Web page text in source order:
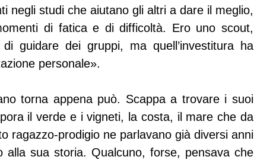
negli studi che aiutano gli altri a dare il meglio,
di fatica e di difficoltà. Ero uno scout,
guidare dei gruppi, ma quell’investitura ha
personale».
torna appena può. Scappa a trovare i suoi
il verde e i vigneti, la costa, il mare che da
ragazzo-prodigio ne parlavano già diversi anni
sua storia. Qualcuno, forse, pensava che